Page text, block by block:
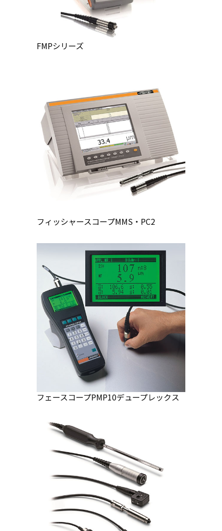
FMPシリーズ
フィッシャースコープMMS・PC2
フェースコープPMP10デュープレックス